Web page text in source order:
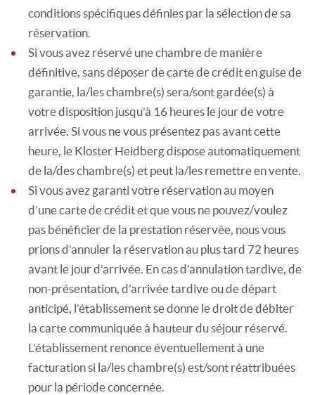
conditions spécifiques définies par la sélection de sa
réservation.
Si vous avez réservé une chambre de manière
définitive, sans déposer de carte de crédit en guise de
garantie, la/les chambre(s) sera/sont gardée(s) à
votre disposition jusqu’à 16 heures le jour de votre
arrivée. Si vous ne vous présentez pas avant cette
heure, le Kloster Heidberg dispose automatiquement
de la/des chambre(s) et peut la/les remettre en vente.
Si vous avez garanti votre réservation au moyen
d’une carte de crédit et que vous ne pouvez/voulez
pas bénéficier de la prestation réservée, nous vous
prions d’annuler la réservation au plus tard 72 heures
avant le jour d’arrivée. En cas d’annulation tardive, de
non-présentation, d’arrivée tardive ou de départ
anticipé, l’établissement se donne le droit de débiter
la carte communiquée à hauteur du séjour réservé.
L’établissement renonce éventuellement à une
facturation si la/les chambre(s) est/sont réattribuées
pour la période concernée.